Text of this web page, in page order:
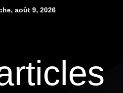
août 9, 2026